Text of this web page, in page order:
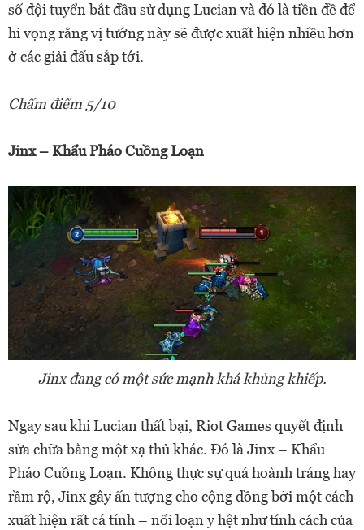
số đội tuyển bắt đầu sử dụng Lucian và đó là tiền đề để
hi vọng rằng vị tướng này sẽ được xuất hiện nhiều hơn
ở các giải đấu sắp tới.
Chấm điểm 5/10
Jinx – Khẩu Pháo Cuồng Loạn
Jinx đang có một sức mạnh khá khủng khiếp.
Ngay sau khi Lucian thất bại, Riot Games quyết định
sửa chữa bằng một xạ thủ khác. Đó là Jinx – Khẩu
Pháo Cuồng Loạn. Không thực sự quá hoành tráng hay
rầm rộ, Jinx gây ấn tượng cho cộng đồng bởi một cách
xuất hiện rất cá tính – nổi loạn y hệt như tính cách của